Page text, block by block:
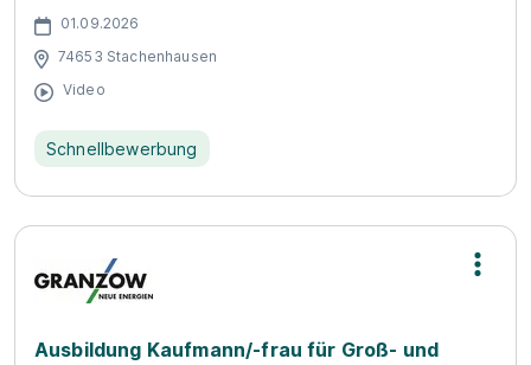
01.09.2026
74653 Stachenhausen
Video
Schnellbewerbung
Ausbildung Kaufmann/-frau für Groß- und